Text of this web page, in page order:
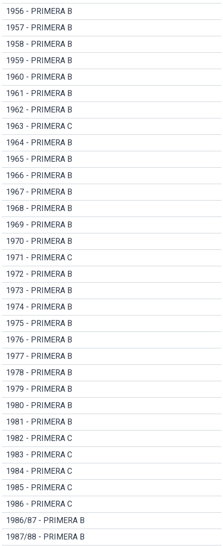
1956 - PRIMERA B
1957 - PRIMERA B
1958 - PRIMERA B
1959 - PRIMERA B
1960 - PRIMERA B
1961 - PRIMERA B
1962 - PRIMERA B
1963 - PRIMERA C
1964 - PRIMERA B
1965 - PRIMERA B
1966 - PRIMERA B
1967 - PRIMERA B
1968 - PRIMERA B
1969 - PRIMERA B
1970 - PRIMERA B
1971 - PRIMERA C
1972 - PRIMERA B
1973 - PRIMERA B
1974 - PRIMERA B
1975 - PRIMERA B
1976 - PRIMERA B
1977 - PRIMERA B
1978 - PRIMERA B
1979 - PRIMERA B
1980 - PRIMERA B
1981 - PRIMERA B
1982 - PRIMERA C
1983 - PRIMERA C
1984 - PRIMERA C
1985 - PRIMERA C
1986 - PRIMERA C
1986/87 - PRIMERA B
1987/88 - PRIMERA B